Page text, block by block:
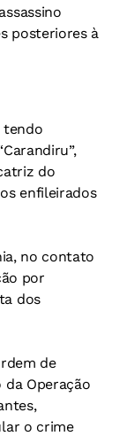
posteriores à
tendo
do
enfileirados
no contato
por
dos
de
Operação
o crime